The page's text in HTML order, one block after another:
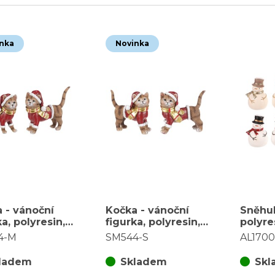
- vánoční
polyresin,
červeno-
M
Novinka
Kočka - vánoční
figurka, polyresin,
vel. S, červeno-
za 1 ks
SM544-S
Skladem
AL1700